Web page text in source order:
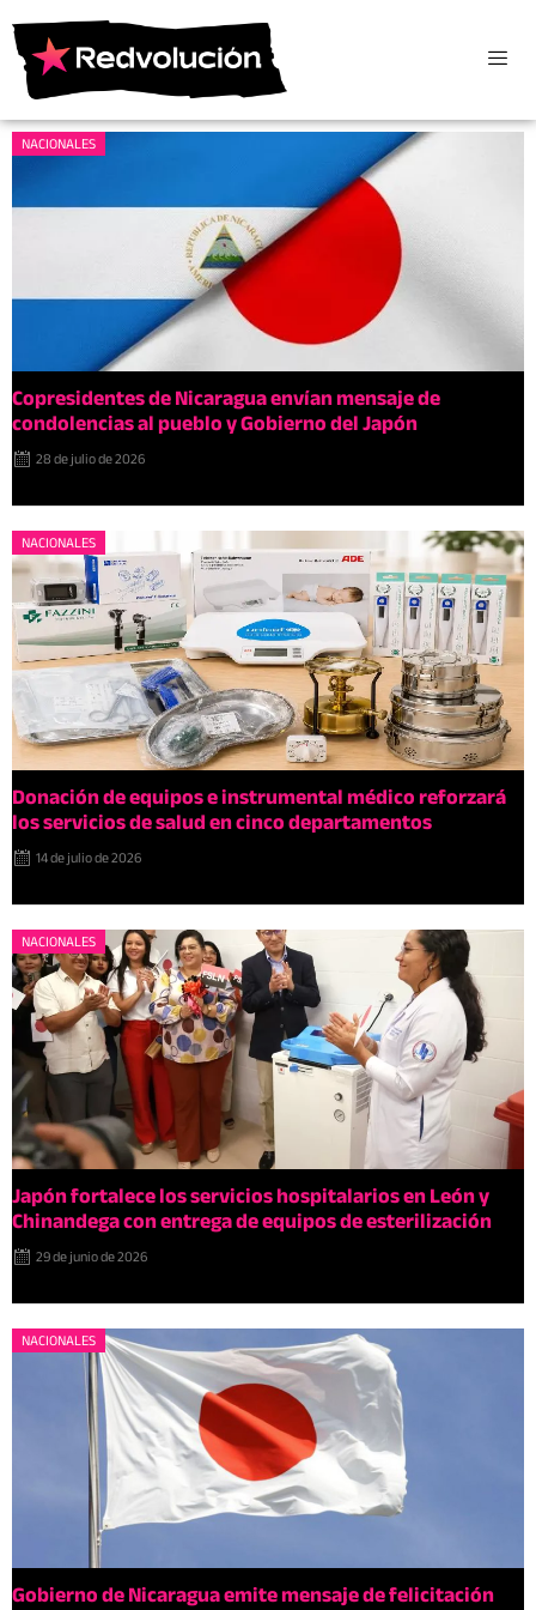
NACIONALES
Copresidentes de Nicaragua envían mensaje de
condolencias al pueblo y Gobierno del Japón
28 de julio de 2026
NACIONALES
Donación de equipos e instrumental médico reforzará
los servicios de salud en cinco departamentos
14 de julio de 2026
NACIONALES
Japón fortalece los servicios hospitalarios en León y
Chinandega con entrega de equipos de esterilización
29 de junio de 2026
NACIONALES
Gobierno de Nicaragua emite mensaje de felicitación